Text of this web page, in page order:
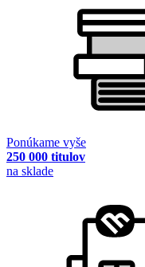
Ponúkame vyše
250 000 titulov
na sklade